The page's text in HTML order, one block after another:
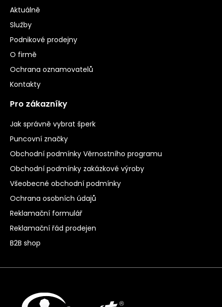
Aktuálně
Služby
Podnikové prodejny
O firmě
Ochrana oznamovatelů
Kontakty
Pro zákazníky
Jak správně vybrat šperk
Puncovní značky
Obchodní podmínky Věrnostního programu
Obchodní podmínky zakázkové výroby
Všeobecné obchodní podmínky
Ochrana osobních údajů
Reklamační formulář
Reklamační řád prodejen
B2B shop